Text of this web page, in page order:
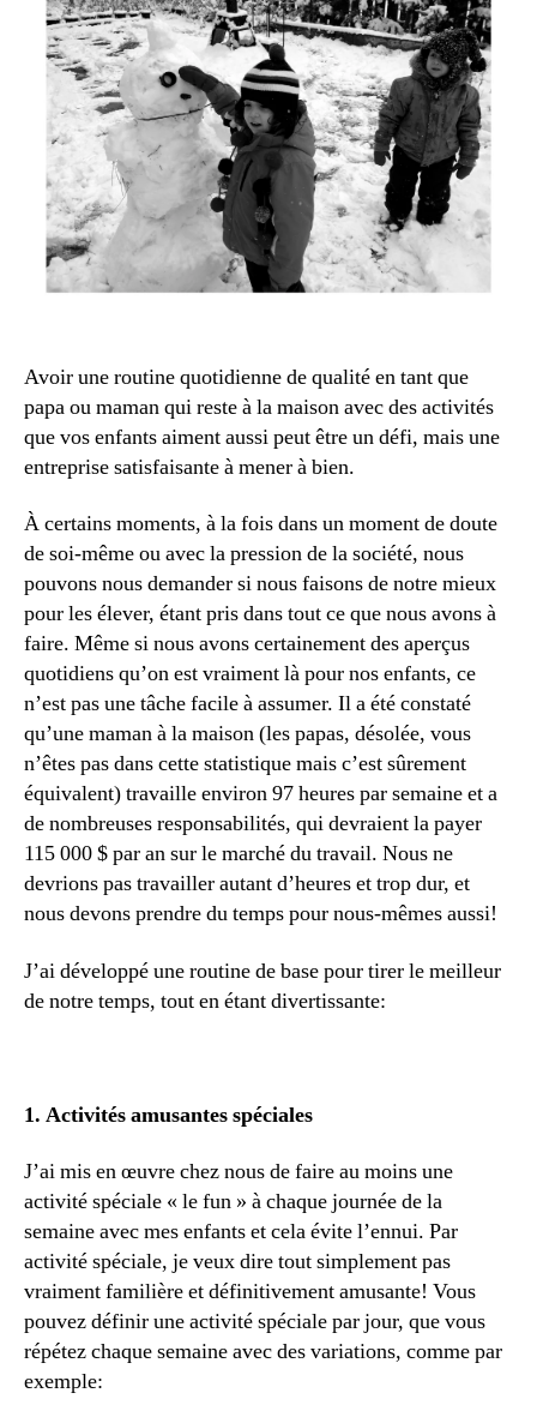
Avoir une routine quotidienne de qualité en tant que
papa ou maman qui reste à la maison avec des activités
que vos enfants aiment aussi peut être un défi, mais une
entreprise satisfaisante à mener à bien.
À certains moments, à la fois dans un moment de doute
de soi-même ou avec la pression de la société, nous
pouvons nous demander si nous faisons de notre mieux
pour les élever, étant pris dans tout ce que nous avons à
faire. Même si nous avons certainement des aperçus
quotidiens qu’on est vraiment là pour nos enfants, ce
n’est pas une tâche facile à assumer. Il a été constaté
qu’une maman à la maison (les papas, désolée, vous
n’êtes pas dans cette statistique mais c’est sûrement
équivalent) travaille environ 97 heures par semaine et a
de nombreuses responsabilités, qui devraient la payer
115 000 $ par an sur le marché du travail. Nous ne
devrions pas travailler autant d’heures et trop dur, et
nous devons prendre du temps pour nous-mêmes aussi!
J’ai développé une routine de base pour tirer le meilleur
de notre temps, tout en étant divertissante:
1. Activités amusantes spéciales
J’ai mis en œuvre chez nous de faire au moins une
activité spéciale « le fun » à chaque journée de la
semaine avec mes enfants et cela évite l’ennui. Par
activité spéciale, je veux dire tout simplement pas
vraiment familière et définitivement amusante! Vous
pouvez définir une activité spéciale par jour, que vous
répétez chaque semaine avec des variations, comme par
exemple: